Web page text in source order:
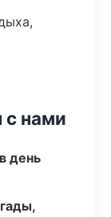
нами
день